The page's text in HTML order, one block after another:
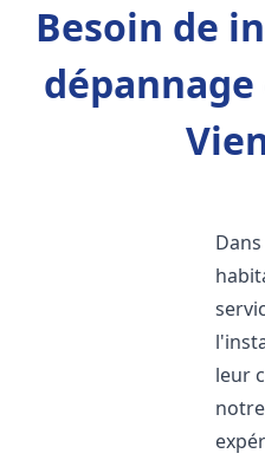
Besoin de
leur